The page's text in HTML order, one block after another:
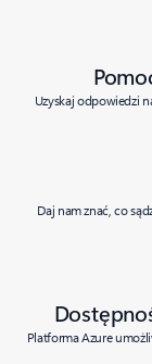
Uzyskaj odpowiedzi
Daj nam znać, co
Platforma Azure